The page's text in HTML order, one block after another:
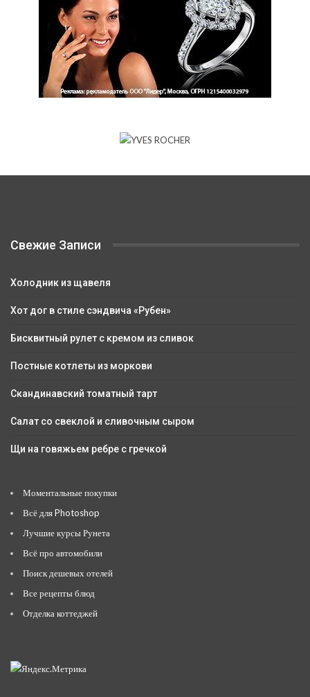
Свежие Записи
Холодник из щавеля
Хот дог в стиле сэндвича «Рубен»
Бисквитный рулет с кремом из сливок
Постные котлеты из моркови
Скандинавский томатный тарт
Салат со свеклой и сливочным сыром
Щи на говяжьем ребре с гречкой
Моментальные покупки
Всё для Photoshop
Лучшие курсы Рунета
Всё про автомобили
Поиск дешевых отелей
Все рецепты блюд
Отделка коттеджей